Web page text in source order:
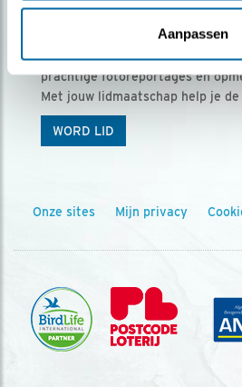
Aanpassen
Ontvang 5 x Vogels voor
Vogels is het tijdschrift voor
prachtige fotoreportages en
Met jouw lidmaatschap help je de
WORD LID
Onze sites Mijn privacy